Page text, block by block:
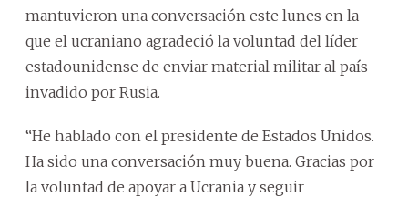
mantuvieron una conversación este lunes en la
que el ucraniano agradeció la voluntad del líder
estadounidense de enviar material militar al país
invadido por Rusia.
“He hablado con el presidente de Estados Unidos.
Ha sido una conversación muy buena. Gracias por
la voluntad de apoyar a Ucrania y seguir